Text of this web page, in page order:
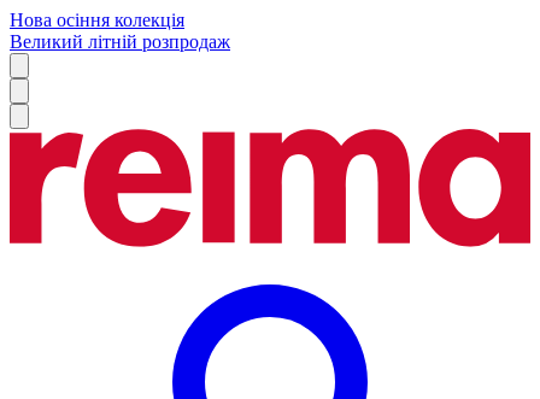
Нова осіння колекція
Великий літній розпродаж